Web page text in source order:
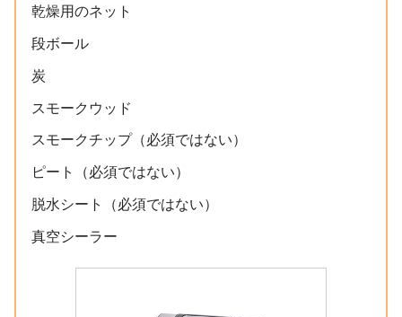
乾燥用のネット
段ボール
炭
スモークウッド
スモークチップ（必須ではない）
ピート（必須ではない）
脱水シート（必須ではない）
真空シーラー